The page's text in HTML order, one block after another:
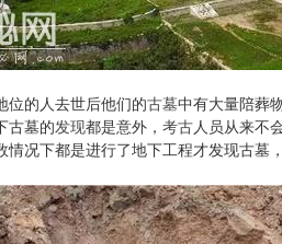
位的人去世后他们的古墓中有大量陪葬
古墓的发现都是意外， 考古人员从来不
况下都是进行了地下工程才发现古墓